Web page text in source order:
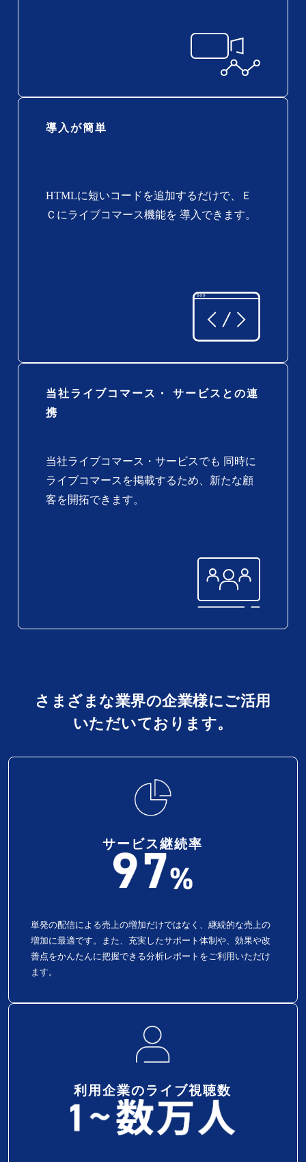
導入が簡単
HTMLに短いコードを追加するだけで、Ｅ
Ｃにライブコマース機能を 導入できます。
当社ライブコマース・ サービスとの連
携
当社ライブコマース・サービスでも 同時に
ライブコマースを掲載するため、新たな顧
客を開拓できます。
さまざまな業界の企業様にご活用
いただいております。
サービス継続率
単発の配信による売上の増加だけではなく、継続的な売上の
増加に最適です。また、充実したサポート体制や、効果や改
善点をかんたんに把握できる分析レポートをご利用いただけ
ます。
利用企業のライブ視聴数